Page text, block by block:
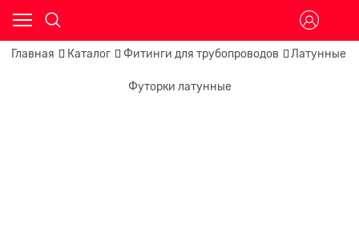
Главная Каталог Фитинги для трубопроводов Латунные
Футорки латунные